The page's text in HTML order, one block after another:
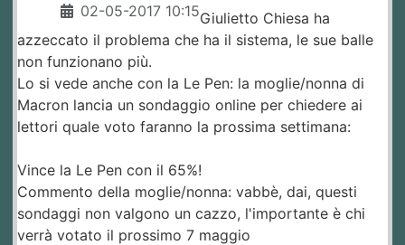
02-05-2017 10:15Giulietto Chiesa ha
azzeccato il problema che ha il sistema, le sue balle
non funzionano più.
Lo si vede anche con la Le Pen: la moglie/nonna di
Macron lancia un sondaggio online per chiedere ai
lettori quale voto faranno la prossima settimana:
Vince la Le Pen con il 65%!
Commento della moglie/nonna: vabbè, dai, questi
sondaggi non valgono un cazzo, l'importante è chi
verrà votato il prossimo 7 maggio